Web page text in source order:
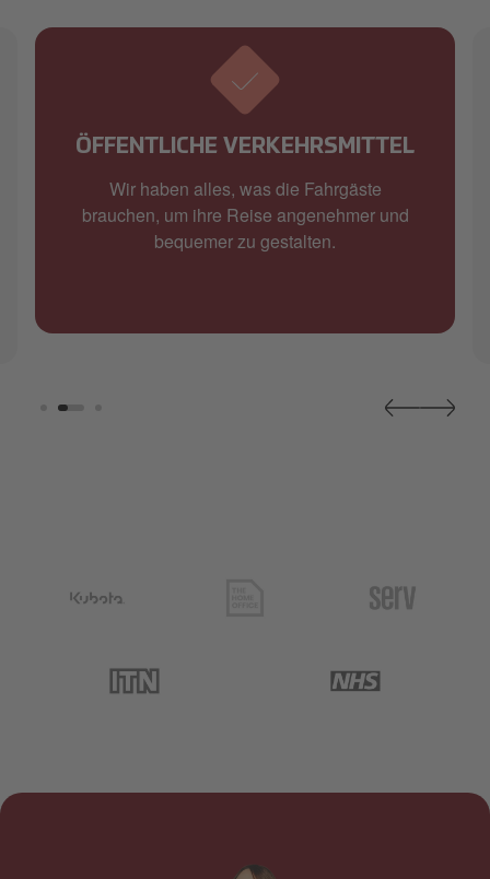
ÖFFENTLICHE VERKEHRSMITTEL
Wir haben alles, was die Fahrgäste
brauchen, um ihre Reise angenehmer und
bequemer zu gestalten.